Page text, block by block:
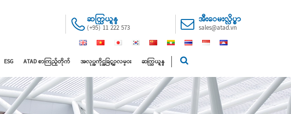
ဆက္သြယ္ရန္
(+95) 11 222 573
အီးေမးလ္လိပ္စာ
sales@atad.vn
ESG ATAD စာကြည့်တိုက် အလုပ္အကိုင္အခြင့္အလမ္း ဆက္သြယ္ရန္